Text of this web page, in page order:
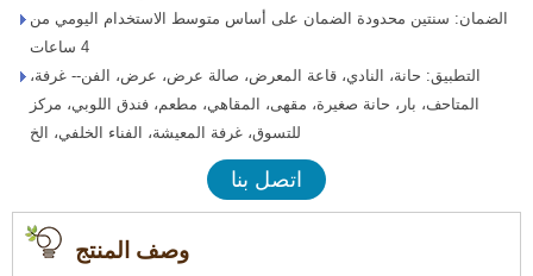
الضمان: سنتين محدودة الضمان على أساس متوسط ​​الاستخدام اليومي من
4 ساعات
التطبيق: حانة، النادي، قاعة المعرض، صالة عرض، عرض، الفن-- غرفة،
المتاحف، بار، حانة صغيرة، مقهى، المقاهي، مطعم، فندق اللوبي، مركز
للتسوق، غرفة المعيشة، الفناء الخلفي، الخ
اتصل بنا
وصف المنتج